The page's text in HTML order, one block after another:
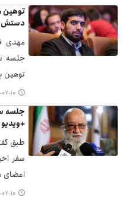
توهین
دستش
مهدی
جلسه
توهین
۱۴۰۳-
جلسه
+ویدیو
طبق
سفر
اعضای
۱۴۰۳-